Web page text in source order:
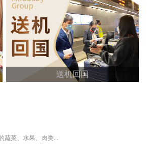
送机回国
蔬菜、水果、肉类...